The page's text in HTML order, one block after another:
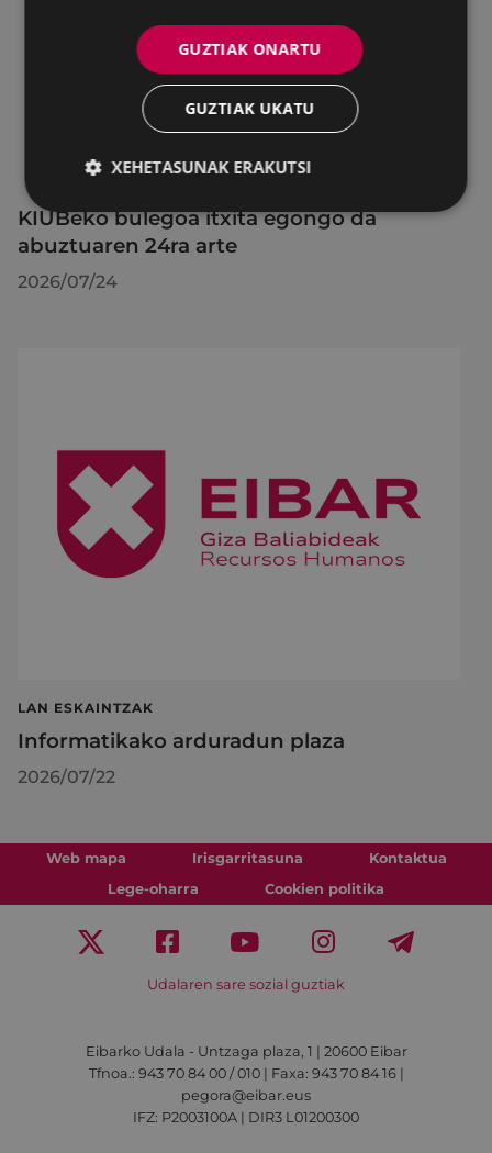
KIUBeko bulegoa itxita egongo da
abuztuaren 24ra arte
2026/07/24
LAN ESKAINTZAK
Informatikako arduradun plaza
2026/07/22
Web mapa Irisgarritasuna
Kontaktua
Lege-oharra
Cookien politika
Udalaren sare sozial guztiak
Eibarko Udala - Untzaga plaza, 1 | 20600 Eibar
Tfnoa.: 943 70 84 00 / 010 | Faxa: 943 70 84 16 |
pegora@eibar.eus
IFZ: P2003100A | DIR3 L01200300
GUZTIAK ONARTU
GUZTIAK UKATU
XEHETASUNAK ERAKUTSI